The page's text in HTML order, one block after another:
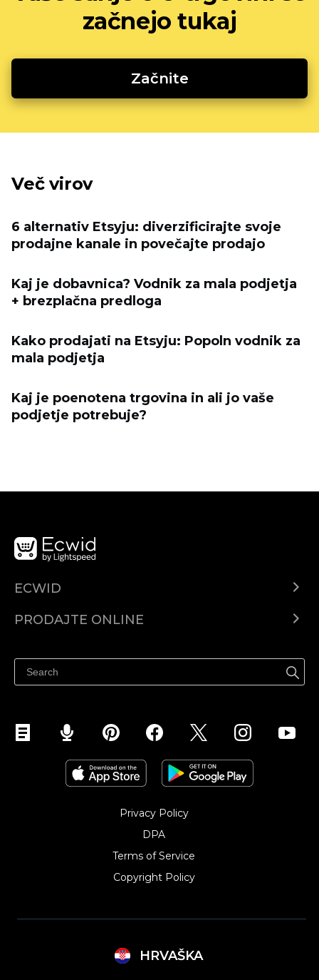
začnejo tukaj
Začnite
Več virov
6 alternativ Etsyju: diverzificirajte svoje
prodajne kanale in povečajte prodajo
Kaj je dobavnica? Vodnik za mala podjetja
+ brezplačna predloga
Kako prodajati na Etsyju: Popoln vodnik za
mala podjetja
Kaj je poenotena trgovina in ali jo vaše
podjetje potrebuje?
ECWID
PRODAJTE ONLINE
Privacy Policy
DPA
Terms of Service
Copyright Policy‎
HRVAŠKA